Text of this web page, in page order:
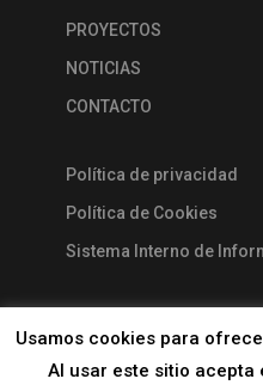
PROYECTOS
NOTICIAS
CONTACTO
Política de privacidad
Política de Cookies
Sistema Interno de
Usamos cookies para
Al usar este sitio acepta